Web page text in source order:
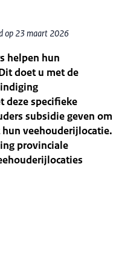
op 23 maart 2026
helpen hun
doet u met de
deze specifieke
subsidie geven om
veehouderijlocatie.
provinciale